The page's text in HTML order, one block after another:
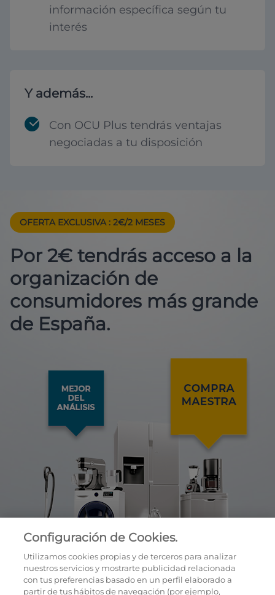
información específica según tu
interés
Y además...
Con OCU Plus tendrás ventajas
negociadas a tu disposición
OFERTA EXCLUSIVA : 2€/2 MESES
Por 2€ tendrás acceso a la
organización de
consumidores más grande
de España.
Configuración de Cookies.
Utilizamos cookies propias y de terceros para analizar
nuestros servicios y mostrarte publicidad relacionada
con tus preferencias basado en un perfil elaborado a
partir de tus hábitos de navegación (por ejemplo,